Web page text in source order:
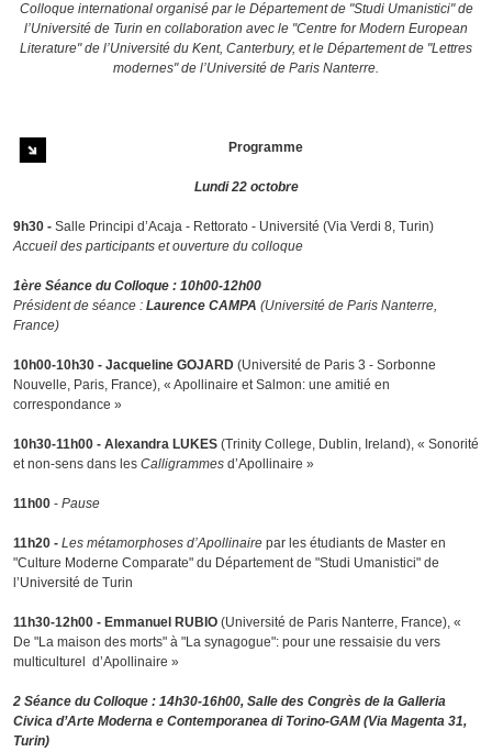
Colloque international organisé par le Département de "Studi Umanistici" de
l’Université de Turin en collaboration avec le "Centre for Modern European
Literature" de l’Université du Kent, Canterbury, et le Département de "Lettres
modernes" de l’Université de Paris Nanterre.
Programme
Lundi 22 octobre
9h30 - Salle Principi d’Acaja - Rettorato - Université (Via Verdi 8, Turin)
Accueil des participants et ouverture du colloque
1ère Séance du Colloque : 10h00-12h00
Président de séance : Laurence CAMPA (Université de Paris Nanterre,
France)
10h00-10h30 - Jacqueline GOJARD (Université de Paris 3 - Sorbonne
Nouvelle, Paris, France), « Apollinaire et Salmon: une amitié en
correspondance »
10h30-11h00 - Alexandra LUKES (Trinity College, Dublin, Ireland), « Sonorité
et non-sens dans les Calligrammes d’Apollinaire »
11h00 - Pause
11h20 - Les métamorphoses d’Apollinaire par les étudiants de Master en
"Culture Moderne Comparate" du Département de "Studi Umanistici" de
l’Université de Turin
11h30-12h00 - Emmanuel RUBIO (Université de Paris Nanterre, France), «
De "La maison des morts" à "La synagogue": pour une ressaisie du vers
multiculturel d’Apollinaire »
2 Séance du Colloque : 14h30-16h00, Salle des Congrès de la Galleria
Civica d’Arte Moderna e Contemporanea di Torino-GAM (Via Magenta 31,
Turin)